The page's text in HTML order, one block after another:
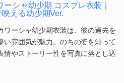
シャ幼少期 コスプレ衣装｜
える幼少期Ver.
ワーシャ幼少期衣装は、彼の過去を
い雰囲気が魅力。のちの姿を知って
情やストーリー性を写真に落とし込